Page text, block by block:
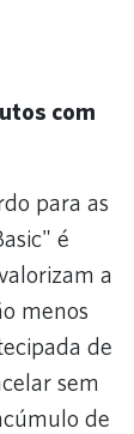
com
para as
é
a
menos
de
sem
de